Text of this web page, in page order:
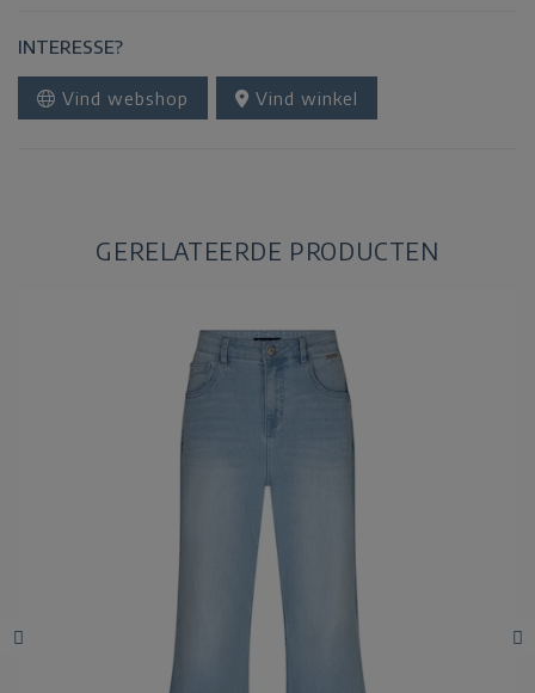
INTERESSE?
Vind webshop Vind winkel
GERELATEERDE PRODUCTEN